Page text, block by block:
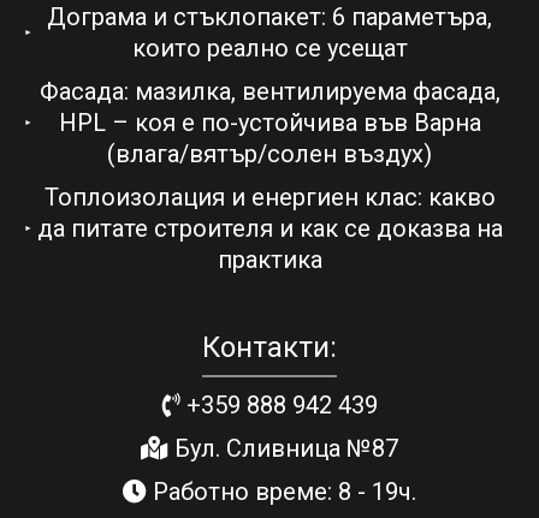
Дограма и стъклопакет: 6 параметъра,
които реално се усещат
Фасада: мазилка, вентилируема фасада,
HPL – коя е по-устойчива във Варна
(влага/вятър/солен въздух)
Топлоизолация и енергиен клас: какво
да питате строителя и как се доказва на
практика
Контакти:
+359 888 942 439
Бул. Сливница №87
Работно време: 8 - 19ч.